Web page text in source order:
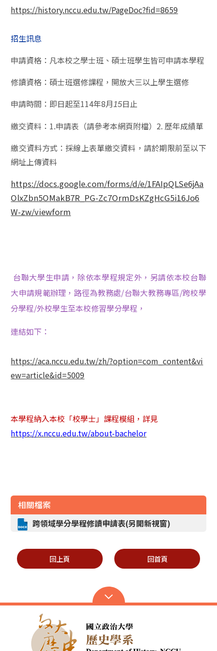
https://history.nccu.edu.tw/PageDoc?fid=8659
招生訊息
申請資格：凡本校之學士班、碩士班學生皆可申請本學程
修讀資格：碩士班選修課程，開放大三以上學生選修
申請時間：即日起至114年8月15日止
繳交資料： 1.申請表（請參考本網頁附檔） 2. 歷年成績單
繳交資料方式：採線上表單繳交資料，請於期限前至以下
網址上傳資料
https://docs.google.com/forms/d/e/1FAIpQLSe6jAa
OlxZbn5OMakB7R_PG-Zc7OrmDsKZgHcG5i16Jo6
W-zw/viewform
台聯大學生申請，除依本學程規定外，另請依本校台聯
大申請規範辦理，路徑為教務處/台聯大教務專區/跨校學
分學程/外校學生至本校修習學分學程，
連結如下：
https://aca.nccu.edu.tw/zh/?option=com_content&vi
ew=article&id=5009
本學程納入本校 「校學士 」 課程模組，詳見
https://x.nccu.edu.tw/about-bachelor
相關檔案
跨領域學分學程修讀申請表(另開新視窗)
回上頁 回首頁